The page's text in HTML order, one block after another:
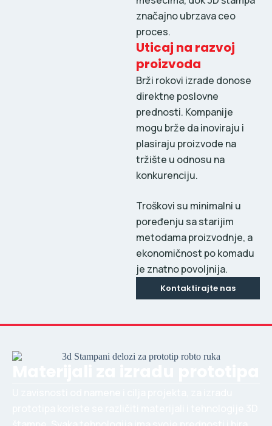
značajno ubrzava ceo
proces.
Uticaj na razvoj
proizvoda
Brži rokovi izrade donose
direktne poslovne
prednosti. Kompanije
mogu brže da inoviraju i
plasiraju proizvode na
tržište u odnosu na
konkurenciju.
Troškovi su minimalni u
poređenju sa starijim
metodama proizvodnje, a
ekonomičnost po komadu
je znatno povoljnija.
Kontaktirajte nas